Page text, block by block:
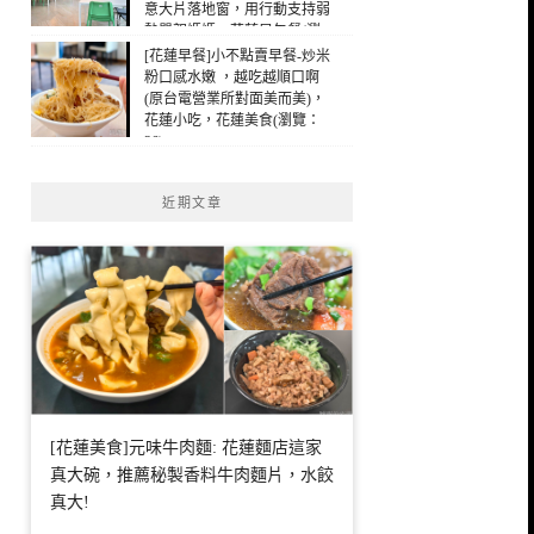
意大片落地窗，用行動支持弱
勢單親媽媽，花蓮早午餐(瀏
覽：103)
[花蓮早餐]小不點賣早餐-炒米
粉口感水嫩 ，越吃越順口啊
(原台電營業所對面美而美)，
花蓮小吃，花蓮美食(瀏覽：
36)
近期文章
[花蓮美食]元味牛肉麵: 花蓮麵店這家
真大碗，推薦秘製香料牛肉麵片，水餃
真大!